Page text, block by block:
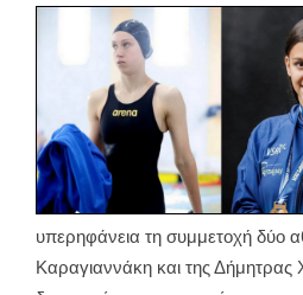
υπερηφάνεια τη συμμετοχή δύο
Καραγιαννάκη και της Δήμητρας